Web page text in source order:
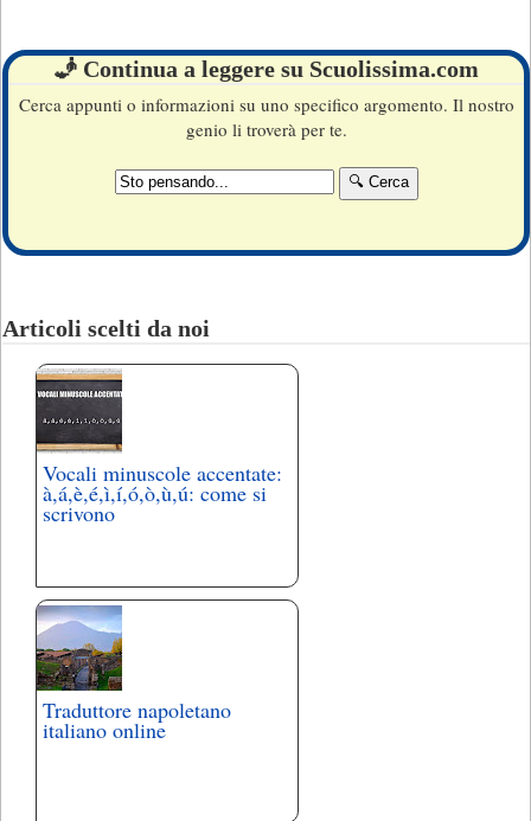
🧞 Continua a leggere su Scuolissima.com
Cerca appunti o informazioni su uno specifico argomento. Il nostro
genio li troverà per te.
Articoli scelti da noi
Vocali minuscole accentate:
à,á,è,é,ì,í,ó,ò,ù,ú: come si
scrivono
Traduttore napoletano
italiano online